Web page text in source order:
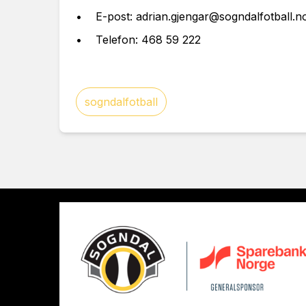
• E-post:
• Telefon: 468 59 222
sogndalfotball